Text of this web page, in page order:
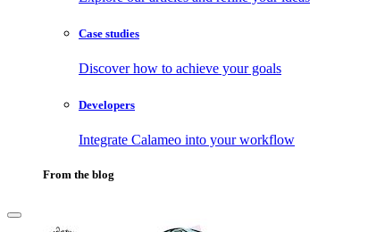
Case studies
Discover how to achieve your goals
Developers
Integrate Calameo into your workflow
From the blog